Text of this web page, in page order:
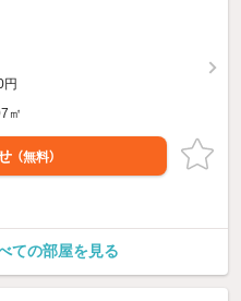
円
㎡
（無料）
ての部屋を見る